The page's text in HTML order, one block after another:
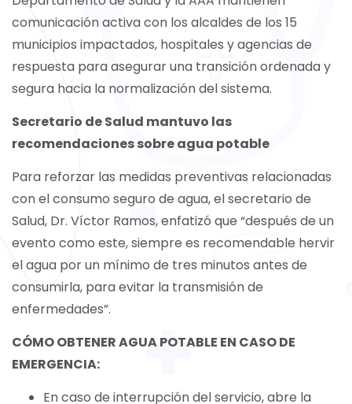
comunicación activa con los alcaldes de los 15
municipios impactados, hospitales y agencias de
respuesta para asegurar una transición ordenada y
segura hacia la normalización del sistema.
Secretario de Salud mantuvo las
recomendaciones sobre agua potable
Para reforzar las medidas preventivas relacionadas
con el consumo seguro de agua, el secretario de
Salud, Dr. Víctor Ramos, enfatizó que “después de un
evento como este, siempre es recomendable hervir
el agua por un mínimo de tres minutos antes de
consumirla, para evitar la transmisión de
enfermedades”.
CÓMO OBTENER AGUA POTABLE EN CASO DE
EMERGENCIA:
En caso de interrupción del servicio, abre la